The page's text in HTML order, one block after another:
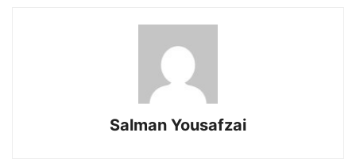
Salman Yousafzai